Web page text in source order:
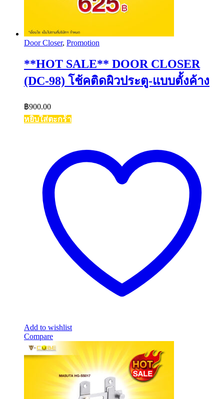
Door Closer, Promotion
**HOT SALE** DOOR CLOSER
(DC-98) โช้คติดผิวประตู-แบบตั้งค้าง
฿900.00
หยิบใส่ตะกร้า
Add to wishlist
Compare